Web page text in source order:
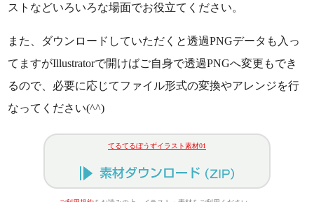
ストなどいろいろな場面でお役立てください。
また、ダウンロードしていただくと透過PNGデータも入っ
てますがIllustratorで開けばご自身で透過PNGへ変更もでき
るので、必要に応じてファイル形式の変換やアレンジを行
なってください(^^)
てるてるぼうずイラスト素材01